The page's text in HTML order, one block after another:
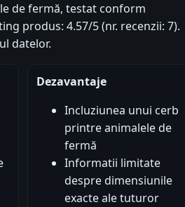
de fermă, testat conform
produs: 4.57/5 (nr. recenzii: 7).
datelor.
Dezavantaje
Incluziunea unui cerb
printre animalele de
fermă
Informatii limitate
despre dimensiunile
exacte ale tuturor